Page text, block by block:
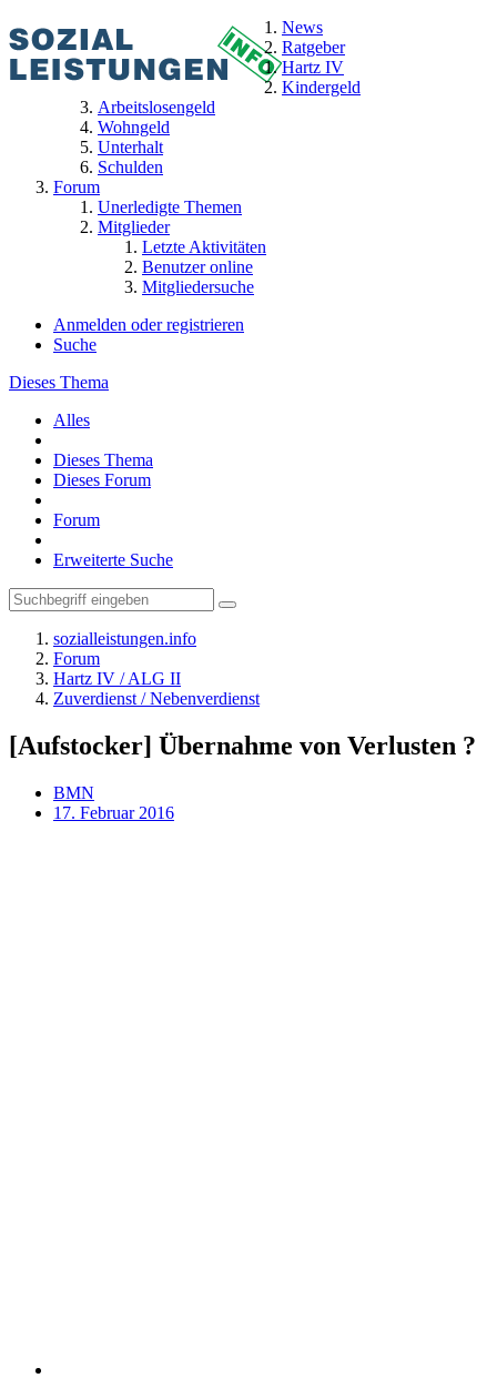
News
Ratgeber
Hartz IV
Kindergeld
Arbeitslosengeld
Wohngeld
Unterhalt
Schulden
Forum
Unerledigte Themen
Mitglieder
Letzte Aktivitäten
Benutzer online
Mitgliedersuche
Anmelden oder registrieren
Suche
Dieses Thema
Alles
Dieses Thema
Dieses Forum
Forum
Erweiterte Suche
sozialleistungen.info
Forum
Hartz IV / ALG II
Zuverdienst / Nebenverdienst
[Aufstocker] Übernahme von Verlusten ?
BMN
17. Februar 2016